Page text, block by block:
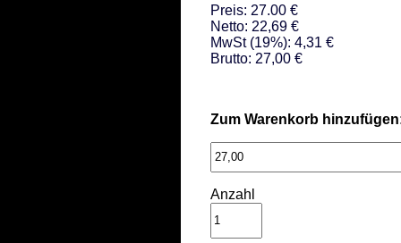
Preis: 27.00 €
Netto: 22,69 €
MwSt (19%): 4,31 €
Brutto: 27,00 €
Zum Warenkorb
Anzahl